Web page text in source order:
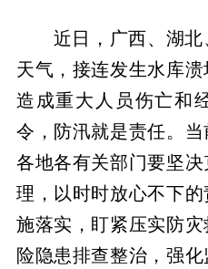
近日，广西、湖
天气，接连发生水库
造成重大人员伤亡和
令，防汛就是责任。
各地各有关部门要坚
理，以时时放心不下
施落实，盯紧压实防
险隐患排查整治，强